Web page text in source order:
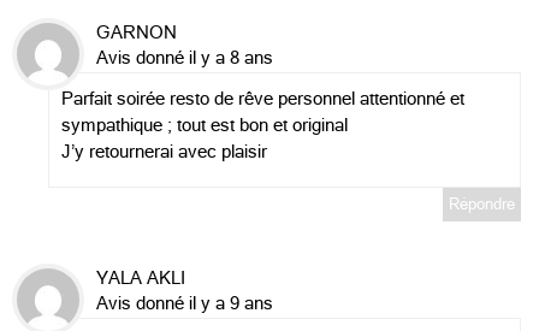
GARNON
Avis donné il y a 8 ans
Parfait soirée resto de rêve personnel attentionné et
sympathique ; tout est bon et original
J’y retournerai avec plaisir
Répondre
YALA AKLI
Avis donné il y a 9 ans